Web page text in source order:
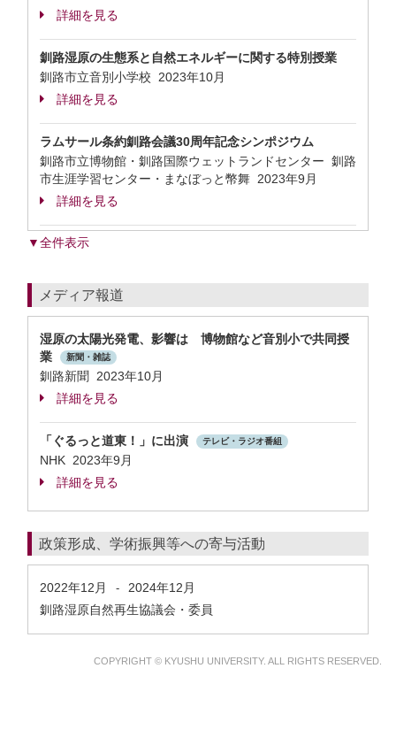
詳細を見る
釧路湿原の生態系と自然エネルギーに関する特別授業
釧路市立音別小学校 2023年10月
詳細を見る
ラムサール条約釧路会議30周年記念シンポジウム
釧路市立博物館・釧路国際ウェットランドセンター 釧路
市生涯学習センター・まなぼっと幣舞 2023年9月
詳細を見る
▼全件表示
メディア報道
湿原の太陽光発電、影響は 博物館など音別小で共同授
業
新聞・雑誌
釧路新聞 2023年10月
詳細を見る
「ぐるっと道東！」に出演 テレビ・ラジオ番組
NHK 2023年9月
詳細を見る
政策形成、学術振興等への寄与活動
2022年12月 -
2024年12月
釧路湿原自然再生協議会・委員
COPYRIGHT © KYUSHU UNIVERSITY. ALL RIGHTS RESERVED.